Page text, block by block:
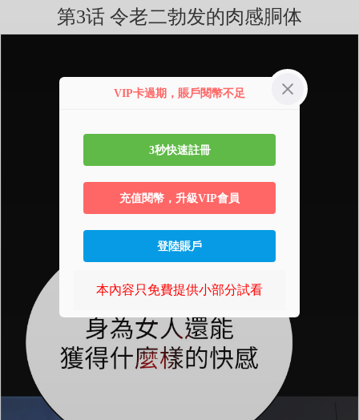
第3话 令老二勃发的肉感胴体
VIP卡過期，賬戶閱幣不足
3秒快速註冊
充值閱幣，升級VIP會員
登陸賬戶
本內容只免費提供小部分試看